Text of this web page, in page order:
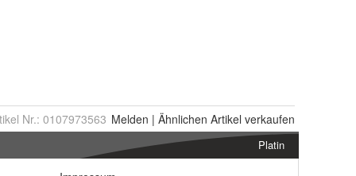
Nr.: 0107973563 Melden | Ähnlichen Artikel verkaufen
Platin